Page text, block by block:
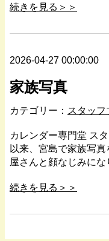
続きを見る＞＞
2026-04-27 00:00:00
家族写真
カテゴリー： スタッフ
カレンダー専門堂 ス
以来、宮島で家族写
屋さんと顔なじみにな
続きを見る＞＞